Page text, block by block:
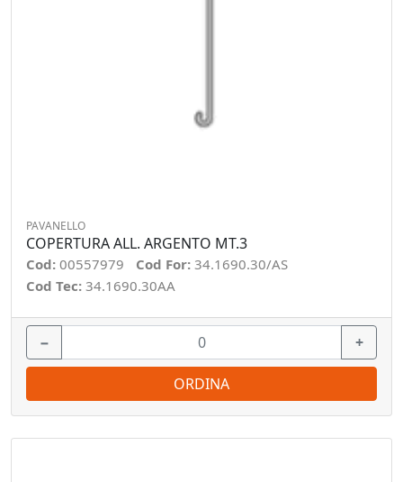
PAVANELLO
COPERTURA ALL. ARGENTO MT.3
Cod: 00557979 Cod For: 34.1690.30/AS
Cod Tec: 34.1690.30AA
− +
ORDINA